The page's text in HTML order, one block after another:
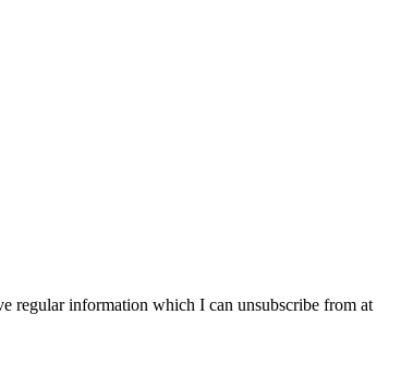
regular information which I can unsubscribe from at